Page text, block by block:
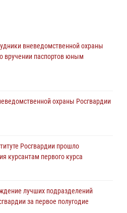
ОМОН и СОБР Росгвардии
лиц, причастных к мошенничеству
охраны
находящийся в розыске
отряда спецназа «Ермак»
беспарашютному десантированию
Росгвардии почтили память детей
вневедомственной охраны
вручении паспортов юным
охраны Росгвардии
Росгвардии прошло
курсантам первого курса
лучших подразделений
за первое полугодие